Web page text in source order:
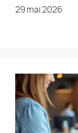
29 mai 2026